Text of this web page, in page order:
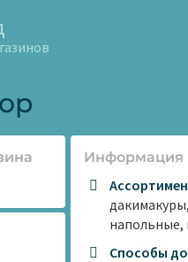
Информация
напольные,
Способы